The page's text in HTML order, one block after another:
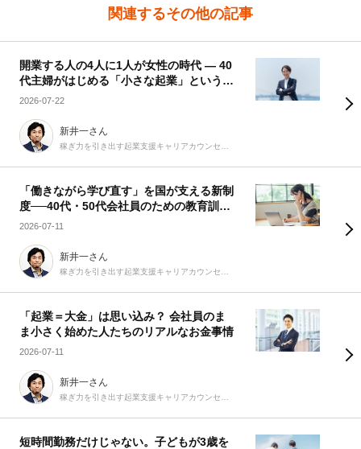
関連するその他の記事
開業する人の4人に1人が女性の時代 ― 40
代主婦がはじめる「小さな起業」という選
択
2026-07-22
新井一さん
「働きながら学び直す」を国が支える新制
度──40代・50代会社員のための教育訓練
休暇給付金
2026-07-11
新井一さん
「起業＝大金」は思い込み？ 会社員のま
ま小さく始めた人たちのリアルなお金事情
2026-07-11
新井一さん
短時間勤務だけじゃない。子どもが3歳を